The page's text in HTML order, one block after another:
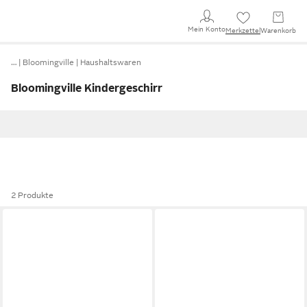
Mein KontoMerkzettel Warenkorb
… Bloomingville Haushaltswaren
Bloomingville Kindergeschirr
2 Produkte